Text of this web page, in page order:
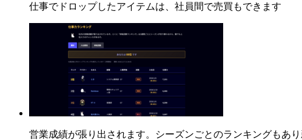
仕事でドロップしたアイテムは、社員間で売買もできます
営業成績が張り出されます。シーズンごとのランキングもあ